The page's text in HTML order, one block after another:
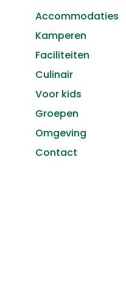
Accommodaties
Kamperen
Faciliteiten
Culinair
Voor kids
Groepen
Omgeving
Contact